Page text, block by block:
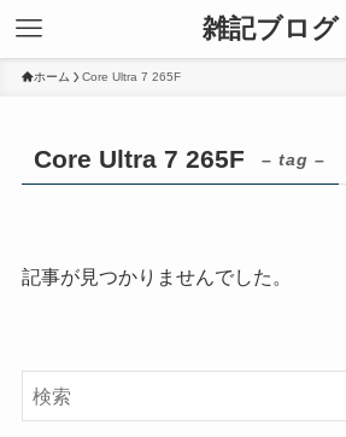
雑記ブログ
ホーム Core Ultra 7 265F
Core Ultra 7 265F – tag –
記事が見つかりませんでした。